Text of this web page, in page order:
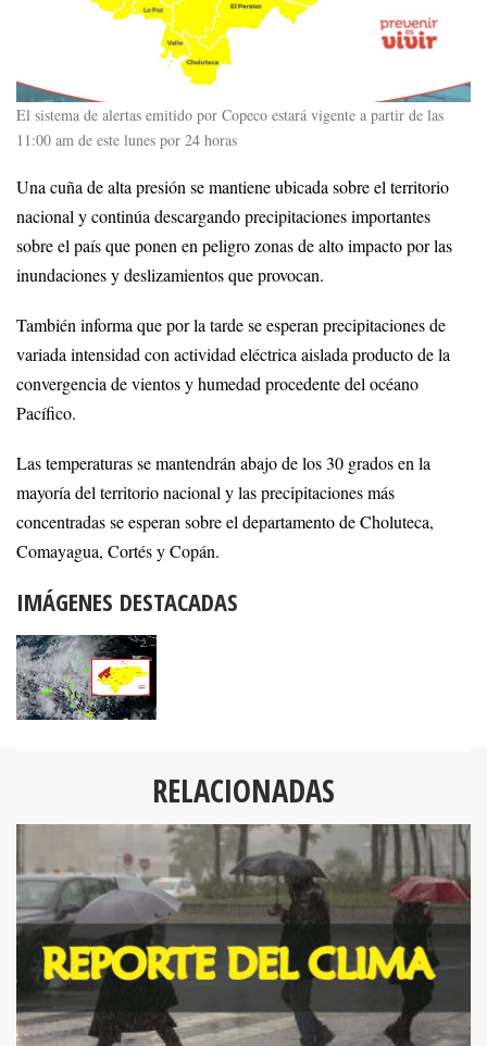
El sistema de alertas emitido por Copeco estará vigente a partir de las
11:00 am de este lunes por 24 horas
Una cuña de alta presión se mantiene ubicada sobre el territorio
nacional y continúa descargando precipitaciones importantes
sobre el país que ponen en peligro zonas de alto impacto por las
inundaciones y deslizamientos que provocan.
También informa que por la tarde se esperan precipitaciones de
variada intensidad con actividad eléctrica aislada producto de la
convergencia de vientos y humedad procedente del océano
Pacífico.
Las temperaturas se mantendrán abajo de los 30 grados en la
mayoría del territorio nacional y las precipitaciones más
concentradas se esperan sobre el departamento de Choluteca,
Comayagua, Cortés y Copán.
IMÁGENES DESTACADAS
RELACIONADAS